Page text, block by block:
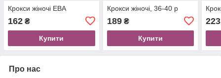
Крокси жіночі ЕВА
162 ₴
Купити
Крокси жіночі, 36-40 р
189₴
Купити
223
Про нас